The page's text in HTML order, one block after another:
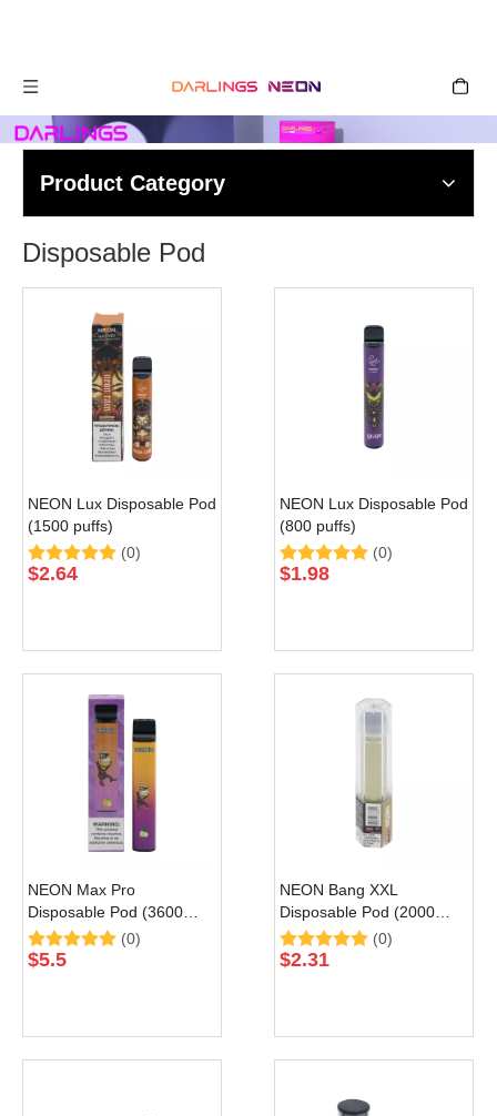
Product Category
Disposable Pod
NEON Lux Disposable Pod
(1500 puffs)
(0)
$2.64
NEON Lux Disposable Pod
(800 puffs)
(0)
$1.98
NEON Max Pro
Disposable Pod (3600
puffs)
(0)
$5.5
NEON Bang XXL
Disposable Pod (2000
puffs)
(0)
$2.31